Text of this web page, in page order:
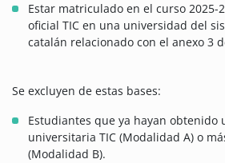
Estar matriculado en el curso 2025-
oficial TIC en una universidad del
catalán relacionado con el anexo 3
Se excluyen de estas bases:
Estudiantes que ya hayan obtenido
universitaria TIC (Modalidad A) o
(Modalidad B).